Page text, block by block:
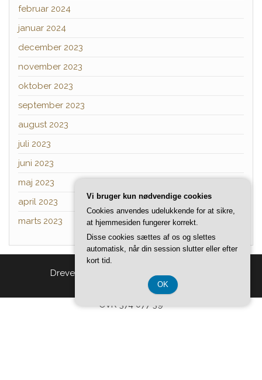
februar 2024
januar 2024
december 2023
november 2023
oktober 2023
september 2023
august 2023
juli 2023
juni 2023
maj 2023
april 2023
marts 2023
Drevet af Tema:Head Blog
CVR 374 077 39
Vi bruger kun nødvendige cookies
Cookies anvendes udelukkende for at sikre,
at hjemmesiden fungerer korrekt.
Disse cookies sættes af os og slettes
automatisk, når din session slutter eller efter
kort tid.
OK